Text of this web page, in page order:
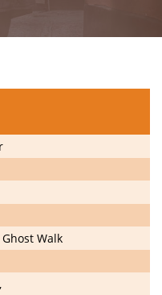
Walk